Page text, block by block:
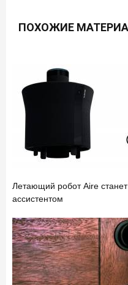
ПОХОЖИЕ
Летающий робот Aire
ассистентом